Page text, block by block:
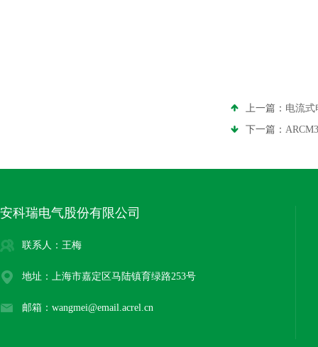
上一篇： 电流式
下一篇：
安科瑞电气股份有限公司
联系人：王梅
地址：上海市嘉定区马陆镇育绿路253号
邮箱：wangmei@email.acrel.cn